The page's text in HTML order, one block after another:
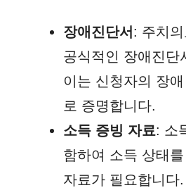
장애진단서 : 주치
공식적인 장애진단
이는 신청자의 장
로 증명합니다.
소득 증빙 자료: 소
함하여 소득 상태
자료가 필요합니다